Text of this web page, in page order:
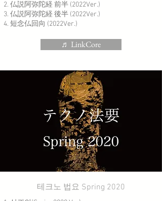
仏説阿弥陀経 前半 (2022Ver.)
仏説阿弥陀経 後半 (2022Ver.)
短念仏回向 (2022Ver.)
♬ LinkCore
테크노 법요 Spring 2020